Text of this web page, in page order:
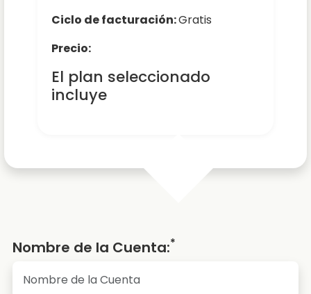
Ciclo de facturación:Gratis
Precio:
El plan seleccionado
incluye
Nombre de la Cuenta:*